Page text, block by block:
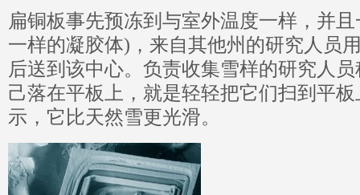
扁铜板事先预冻到与室外温度一样，并
一样的凝胶体)，来自其他州的研究人员
后送到该中心。负责收集雪样的研究人
己落在平板上，就是轻轻把它们扫到平
示，它比天然雪更光滑。